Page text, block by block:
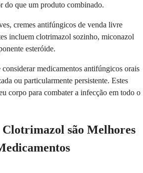
do que um produto combinado.
cremes antifúngicos de venda livre
incluem clotrimazol sozinho, miconazol
esteróide.
medicamentos antifúngicos orais
ou particularmente persistente. Estes
corpo para combater a infecção em todo o
Clotrimazol são Melhores